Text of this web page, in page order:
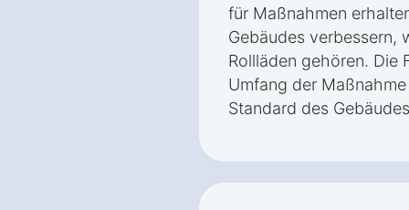
für Maßnahmen
Gebäudes verbessern,
Rollläden gehören. Die
Umfang der
Standard des